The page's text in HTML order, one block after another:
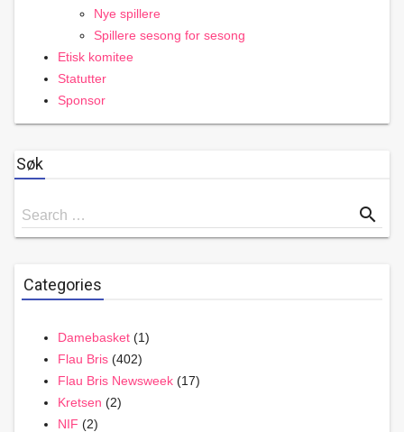
Nye spillere
Spillere sesong for sesong
Etisk komitee
Statutter
Sponsor
Søk
Search
for
Search … search
Categories
Damebasket (1)
Flau Bris (402)
Flau Bris Newsweek (17)
Kretsen (2)
NIF (2)